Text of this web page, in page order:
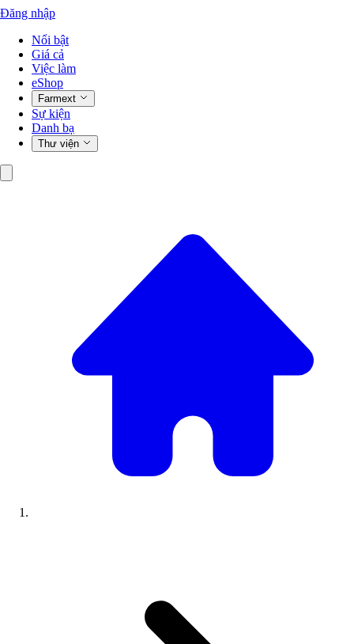
Đăng nhập
Nổi bật
Giá cả
Việc làm
eShop
Farmext
Sự kiện
Danh bạ
Thư viện